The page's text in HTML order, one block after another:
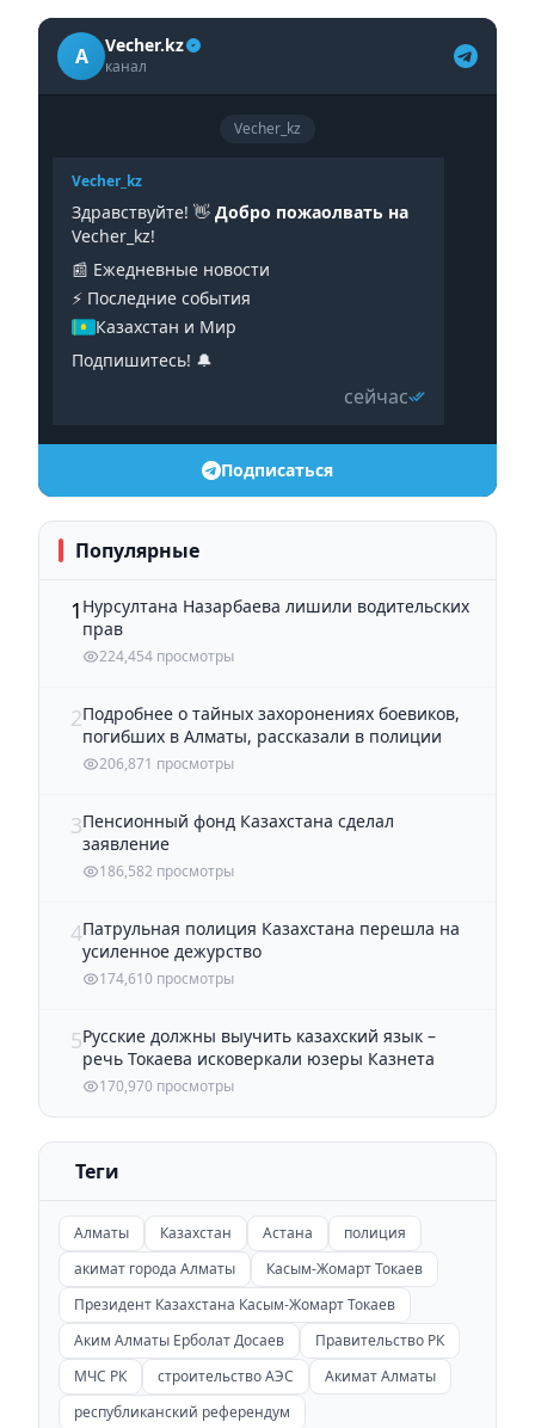
A Vecher.kz
канал
Vecher_kz
Vecher_kz
Здравствуйте! 👋 Добро пожаолвать на
Vecher_kz!
📰 Ежедневные новости
⚡️ Последние события
Казахстан и Мир
Подпишитесь! 🔔
сейчас
Подписаться
Популярные
1 Нурсултана Назарбаева лишили водительских
прав
224,454 просмотры
2Подробнее о тайных захоронениях боевиков,
погибших в Алматы, рассказали в полиции
206,871 просмотры
3Пенсионный фонд Казахстана сделал
заявление
186,582 просмотры
4Патрульная полиция Казахстана перешла на
усиленное дежурство
174,610 просмотры
5Русские должны выучить казахский язык –
речь Токаева исковеркали юзеры Казнета
170,970 просмотры
Теги
Алматы Казахстан Астана
полиция
акимат города Алматы
Касым-Жомарт Токаев
Президент Казахстана Касым-Жомарт Токаев
Аким Алматы Ерболат Досаев
Правительство РК
МЧС РК
строительство АЭС
Акимат Алматы
республиканский референдум